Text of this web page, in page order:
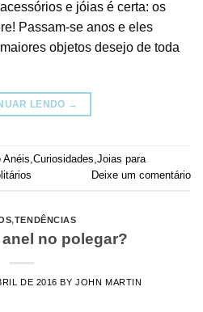
e jóias é certa: os
Passam-se anos e eles
objetos desejo de toda
LENDO →
Anéis,Curiosidades,Joias para
Deixe um comentário
,TENDÊNCIAS
no polegar?
DE 2016 BYJOHN MARTIN